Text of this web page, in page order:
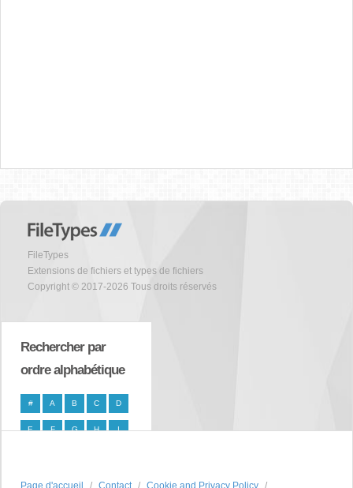
FileTypes
Extensions de fichiers et types de fichiers
Copyright © 2017-2026 Tous droits réservés
Rechercher par
ordre alphabétique
# A B C D
E F G H I
P S
Page d'accueil Contact Cookie and Privacy Policy